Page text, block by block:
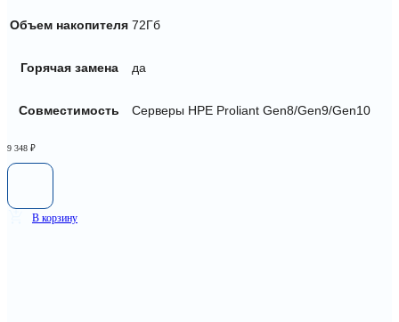
Объем накопителя 72Гб
Горячая замена да
Совместимость Серверы HPE Proliant Gen8/Gen9/Gen10
9 348 ₽
В корзину